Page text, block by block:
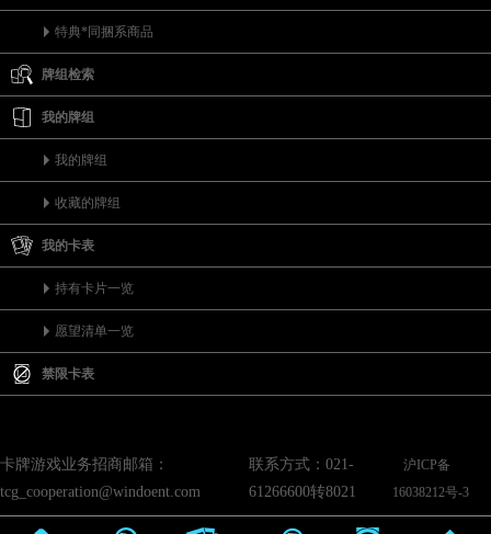
特典*同捆系商品
牌组检索
我的牌组
我的牌组
收藏的牌组
我的卡表
持有卡片一览
愿望清单一览
禁限卡表
卡牌游戏业务招商邮箱：
tcg_cooperation@windoent.com
联系方式：021-
61266600转8021
沪ICP备
16038212号-3